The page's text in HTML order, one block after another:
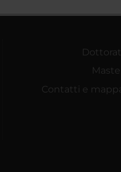
Dottorati
Contatti e